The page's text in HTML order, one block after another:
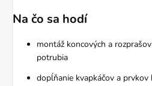
Na čo sa hodí
montáž koncových a
potrubia
dopĺňanie kvapkáčov a prvkov